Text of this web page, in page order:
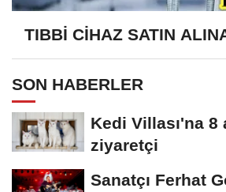
TIBBİ CİHAZ SATIN
SON HABERLER
Kedi Villası'na 8
ziyaretçi
Sanatçı Ferhat